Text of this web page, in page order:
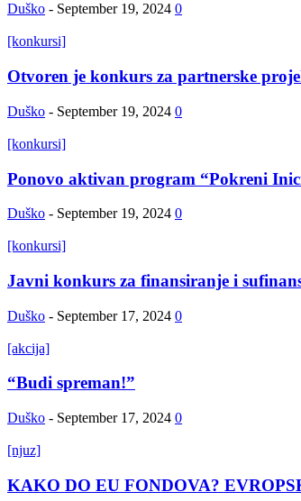
Duško - September 19, 2024 0
[konkursi]
Otvoren je konkurs za partnerske
Duško - September 19, 2024 0
[konkursi]
Ponovo aktivan program “Pokreni
Duško - September 19, 2024 0
[konkursi]
Javni konkurs za finansiranje i
Duško - September 17, 2024 0
[akcija]
“Budi spreman!”
Duško - September 17, 2024 0
[njuz]
KAKO DO EU FONDOVA?